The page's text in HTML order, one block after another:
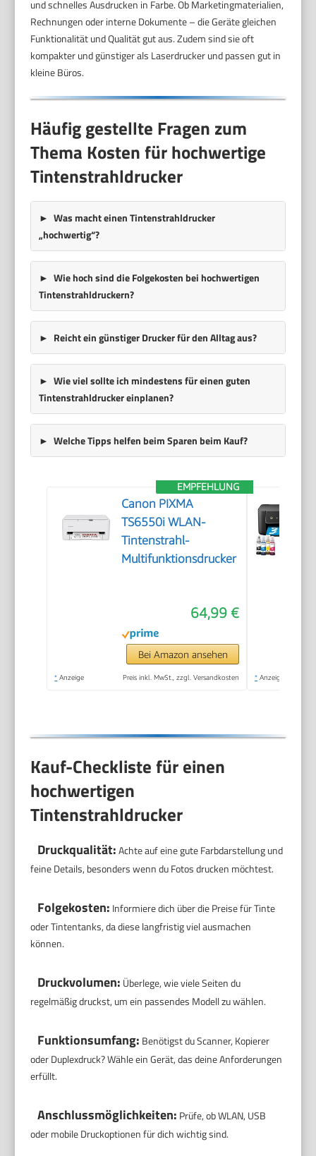
und schnelles Ausdrucken in Farbe. Ob Marketingmaterialien,
Rechnungen oder interne Dokumente – die Geräte gleichen
Funktionalität und Qualität gut aus. Zudem sind sie oft
kompakter und günstiger als Laserdrucker und passen gut in
kleine Büros.
Häufig gestellte Fragen zum
Thema Kosten für hochwertige
Tintenstrahldrucker
Was macht einen Tintenstrahldrucker
„hochwertig“?
Wie hoch sind die Folgekosten bei hochwertigen
Tintenstrahldruckern?
Reicht ein günstiger Drucker für den Alltag aus?
Wie viel sollte ich mindestens für einen guten
Tintenstrahldrucker einplanen?
Welche Tipps helfen beim Sparen beim Kauf?
EMPFEHLUNG
Canon PIXMA
TS6550i WLAN-
Tintenstrahl-
Multifunktionsdrucker
64,99 €
Bei Amazon ansehen
* Anzeige Preis inkl. MwSt., zzgl. Versandkosten * Anzeige
Kauf-Checkliste für einen
hochwertigen
Tintenstrahldrucker
Druckqualität:Achte auf eine gute Farbdarstellung und
feine Details, besonders wenn du Fotos drucken möchtest.
Folgekosten: Informiere dich über die Preise für Tinte
oder Tintentanks, da diese langfristig viel ausmachen
können.
Druckvolumen: Überlege, wie viele Seiten du
regelmäßig druckst, um ein passendes Modell zu wählen.
Funktionsumfang: Benötigst du Scanner, Kopierer
oder Duplexdruck? Wähle ein Gerät, das deine Anforderungen
erfüllt.
Anschlussmöglichkeiten: Prüfe, ob WLAN, USB
oder mobile Druckoptionen für dich wichtig sind.